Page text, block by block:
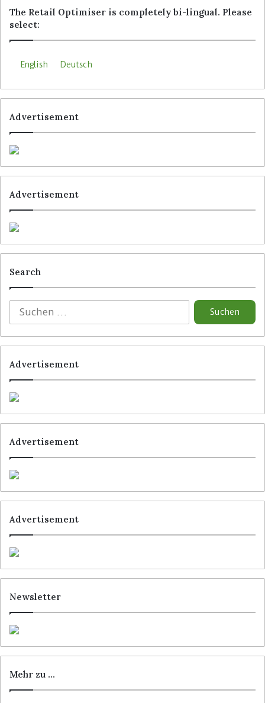
Schlagwörter Budni Coinstar Edeka
Kaufland
The Retail Optimiser is completely bi-lingual. Please
select:
English Deutsch
Advertisement
Advertisement
Search
Advertisement
Advertisement
Advertisement
Newsletter
Mehr zu …